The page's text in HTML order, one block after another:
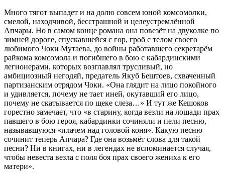
Много тягот выпадет и на долю совсем юной комсомолки,
смелой, находчивой, бесстрашной и целеустремлённой
Апчары. Но в самом конце романа она повезёт на двуколке по
зимней дороге, спускавшейся с гор, гроб с телом своего
любимого Чоки Мутаева, до войны работавшего секретарём
райкома комсомола и погибшего в бою с кабардинскими
легионерами, которых возглавлял трусливый, но
амбициозный негодяй, предатель Якуб Бештоев, схваченный
партизанским отрядом Чоки. «Она глядит на лицо покойного
и удивляется, почему не тает иней, окутавший его лицо,
почему не скатывается по щеке слеза…» И тут же Кешоков
горестно замечает, что «в старину, когда везли на лошади прах
павшего в бою героя, кабардинки сочиняли и пели песню,
называвшуюся «плачем над головой коня». Какую песню
сочинит теперь Апчара? Где она возьмёт слова для такой
песни? Ни в книгах, ни в легендах не вспоминается случая,
чтобы невеста везла с поля боя прах своего жениха к его
матери».